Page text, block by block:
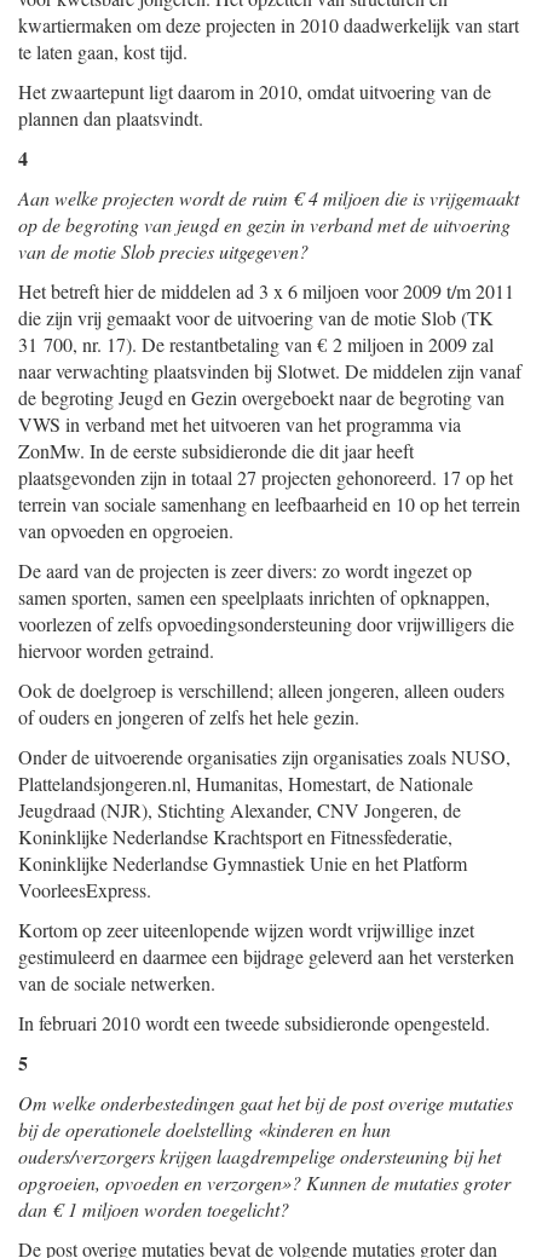
kwartiermaken om deze projecten in 2010 daadwerkelijk van start
te laten gaan, kost tijd.
Het zwaartepunt ligt daarom in 2010, omdat uitvoering van de
plannen dan plaatsvindt.
4
Aan welke projecten wordt de ruim € 4 miljoen die is vrijgemaakt
op de begroting van jeugd en gezin in verband met de uitvoering
van de motie Slob precies uitgegeven?
Het betreft hier de middelen ad 3 x 6 miljoen voor 2009 t/m 2011
die zijn vrij gemaakt voor de uitvoering van de motie Slob (TK
31 700, nr. 17). De restantbetaling van € 2 miljoen in 2009 zal
naar verwachting plaatsvinden bij Slotwet. De middelen zijn vanaf
de begroting Jeugd en Gezin overgeboekt naar de begroting van
VWS in verband met het uitvoeren van het programma via
ZonMw. In de eerste subsidieronde die dit jaar heeft
plaatsgevonden zijn in totaal 27 projecten gehonoreerd. 17 op het
terrein van sociale samenhang en leefbaarheid en 10 op het terrein
van opvoeden en opgroeien.
De aard van de projecten is zeer divers: zo wordt ingezet op
samen sporten, samen een speelplaats inrichten of opknappen,
voorlezen of zelfs opvoedingsondersteuning door vrijwilligers die
hiervoor worden getraind.
Ook de doelgroep is verschillend; alleen jongeren, alleen ouders
of ouders en jongeren of zelfs het hele gezin.
Onder de uitvoerende organisaties zijn organisaties zoals NUSO,
Plattelandsjongeren.nl, Humanitas, Homestart, de Nationale
Jeugdraad (NJR), Stichting Alexander, CNV Jongeren, de
Koninklijke Nederlandse Krachtsport en Fitnessfederatie,
Koninklijke Nederlandse Gymnastiek Unie en het Platform
VoorleesExpress.
Kortom op zeer uiteenlopende wijzen wordt vrijwillige inzet
gestimuleerd en daarmee een bijdrage geleverd aan het versterken
van de sociale netwerken.
In februari 2010 wordt een tweede subsidieronde opengesteld.
5
Om welke onderbestedingen gaat het bij de post overige mutaties
bij de operationele doelstelling «kinderen en hun
ouders/verzorgers krijgen laagdrempelige ondersteuning bij het
opgroeien, opvoeden en verzorgen»? Kunnen de mutaties groter
dan € 1 miljoen worden toegelicht?
De post overige mutaties bevat de volgende mutaties groter dan